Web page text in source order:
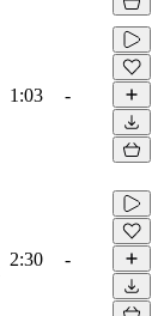
1:03 -
2:30 -